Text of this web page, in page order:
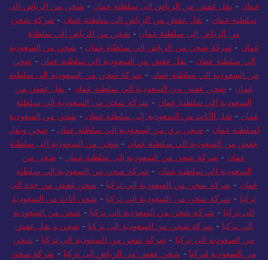
عمان - نقل عفش من الرياض الى سلطنة عمان - شحن من الرياض الى
سلطنة عمان - نقل عفش من الرياض الى سلطنة عمان - شركة شحن
من الرياض إلى سلطنة عمان - شحن من الرياض الي سلطنة
عمان - شركة شحن من الرياض الي سلطنة عمان - شحن من السعودية
الي سلطنة عمان - نقل عفش من السعودية الي سلطنة عمان - شحن
من السعودية الي سلطنة عمان - شركة شحن من السعودية إلى سلطنة
عمان - شحن عفش من السعودية الي سلطنة عمان - نقل عفش من
السعودية الي سلطنة عمان - شركة شحن من السعودية الي سلطنة
عمان - نقل الأثاث من السعودية إلى سلطنة عمان - شحن من السعودية
لسلطنة عمان - شحن بري من السعودية الي سلطنة عمان - شحن ونقل
عفش من السعودية الي سلطنة عمان - شحن من السعودية الى سلطنة
عمان - شركة شحن من السعودية إلى سلطنة عمان - شحن من
السعودية الي سلطنة عمان - شركة شحن من السعودية الي سلطنة
عمان - شركة شحن من السعودية الي تركيا - شحن عفش من جدة الى
تركيا - شركة شحن من السعودية الي تركيا - شحن أثاث من السعودية
الى تركيا - شركة شحن من السعودية الي تركيا - شحن من السعودية
الي تركيا - شركة شحن من السعودية الى تركيا - شحن و نقل عفش
من السعودية الي تركيا - شركة شحن من السعودية الي تركيا - شحن
من السعودية لتركيا - شحن عفش من الرياض الى تركيا - شركة شحن